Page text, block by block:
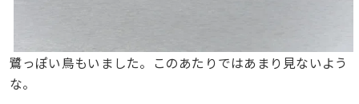
鷺っぽい鳥もいました。このあたりではあまり見ないよう
な。